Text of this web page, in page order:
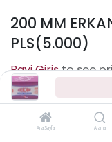
Ana Sayfa Arama
200 MM
PLS(5.000)
to see
Terms and Conditions